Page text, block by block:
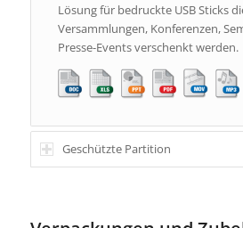
Lösung für bedruckte USB Sticks
Versammlungen, Konferenzen,
Presse-Events verschenkt werden.
Geschützte Partition